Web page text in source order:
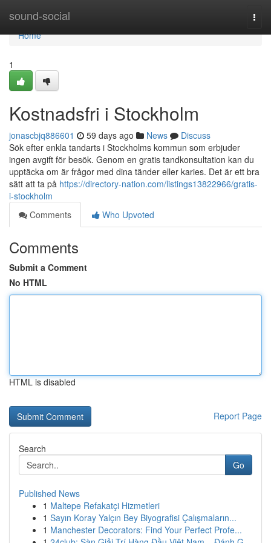
sound-social
Home
Home
1
Kostnadsfri i Stockholm
jonascbjq886601 59 days ago News
Discuss
Sök efter enkla tandarts i Stockholms kommun som erbjuder
ingen avgift för besök. Genom en gratis tandkonsultation kan du
upptäcka om är frågor med dina tänder eller karies. Det är ett bra
sätt att ta på https://directory-nation.com/listings13822966/gratis-
i-stockholm
Comments
Who Upvoted
Comments
Submit a Comment
No HTML
HTML is disabled
Report Page
Search
Go
Published News
1 Maltepe Refakatçi Hizmetleri
1 Sayın Koray Yalçın Bey Biyografisi Çalışmaların...
1 Manchester Decorators: Find Your Perfect Profe...